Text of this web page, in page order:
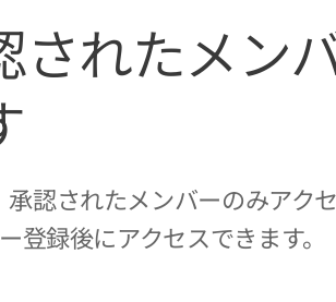
されたメン
認されたメンバーのみアク
登録後にアクセスできます。